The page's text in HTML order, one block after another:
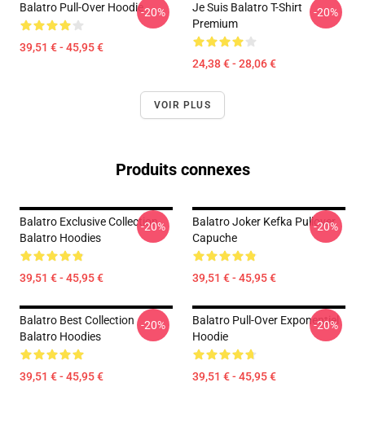
Balatro Pull-Over Hoodie
39,51 € - 45,95 €
-20%
Je Suis Balatro T-Shirt
Premium
24,38 € - 28,06 €
-20%
VOIR PLUS
Produits connexes
Balatro Exclusive Collection
Balatro Hoodies
39,51 € - 45,95 €
-20%
Balatro Joker Kefka Pullover
Capuche
39,51 € - 45,95 €
-20%
Balatro Best Collection
Balatro Hoodies
39,51 € - 45,95 €
-20%
Balatro Pull-Over Exponentiel
Hoodie
39,51 € - 45,95 €
-20%